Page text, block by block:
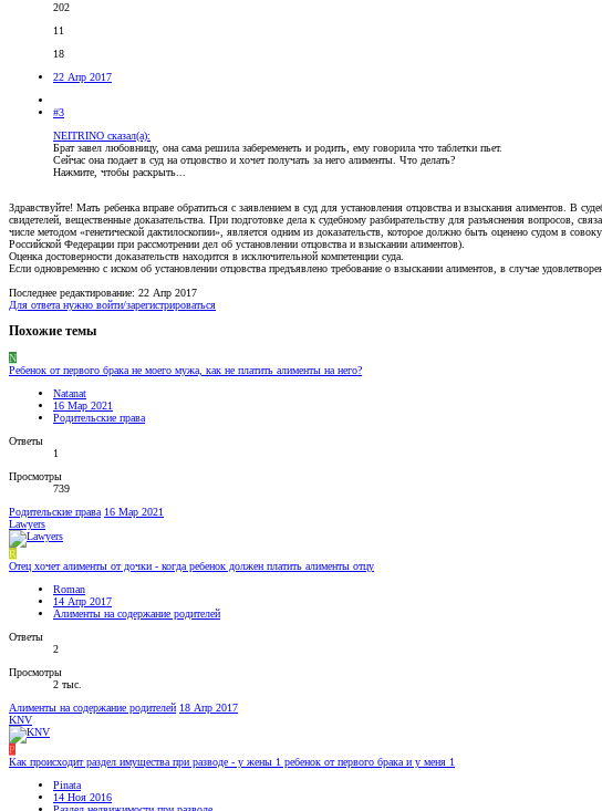
202
11
18
22 Апр 2017
#3
NEITRINO сказал(а):
Брат завел любовницу, она сама решила забеременеть и родить, ему говорила что таблетки пьет.
Сейчас она подает в суд на отцовство и хочет получать за него алименты. Что делать?
Нажмите, чтобы раскрыть...
Здравствуйте! Мать ребенка вправе обратиться с заявлением в суд для установления отцовства и взыскания алиментов. В
свидетелей, вещественные доказательства. При подготовке дела к судебному разбирательству для разъяснения вопросов,
числе методом «генетической дактилоскопии», является одним из доказательств, которое должно быть оценено судом в
Российской Федерации при рассмотрении дел об установлении отцовства и взыскании алиментов).
Оценка достоверности доказательств находится в исключительной компетенции суда.
Если одновременно с иском об установлении отцовства предъявлено требование о взыскании алиментов, в случае
Последнее редактирование: 22 Апр 2017
Для ответа нужно войти/зарегистрироваться
Похожие темы
N
Ребенок от первого брака не моего мужа, как не платить алименты на него?
Natanat
16 Мар 2021
Родительские права
Ответы
1
Просмотры
739
Родительские права 16 Мар 2021
Lawyers
R
Отец хочет алименты от дочки - когда ребенок должен платить алименты отцу
Roman
14 Апр 2017
Алименты на содержание родителей
Ответы
2
Просмотры
2 тыс.
Алименты на содержание родителей 18 Апр 2017
KNV
P
Как происходит раздел имущества при разводе - у жены 1 ребенок от первого брака и у меня 1
Pinata
14 Ноя 2016